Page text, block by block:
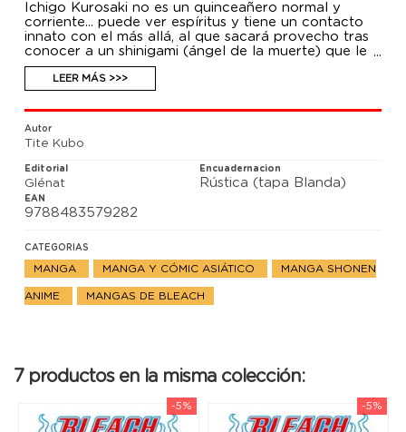
Ichigo Kurosaki no es un quinceañero normal y
corriente... puede ver espíritus y tiene un contacto
innato con el más allá, al que sacará provecho tras
conocer a un shinigami (ángel de la muerte) que le
proporciona una espada a juego con sus
habilidades. Bleach es el manga que ha arrasado en
Japón y que todos los otakus reclaman desde hace
meses. Se trata de una serie abierta que mes tras
mes gana nuevos incondicionales.
LEER MÁS >>>
Autor
Tite Kubo
Editorial
Glénat
Encuadernacion
Rústica (tapa Blanda)
EAN
9788483579282
CATEGORIAS
MANGA MANGA Y CÓMIC ASIÁTICO MANGA SHONEN
ANIME MANGAS DE BLEACH
7 productos en la misma colección:
-5% -5%